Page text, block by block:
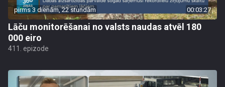
pirms 3 dienām, 22 stundām 00:03:27
Lāču monitorēšanai no valsts naudas atvēl 180
000 eiro
411. epizode